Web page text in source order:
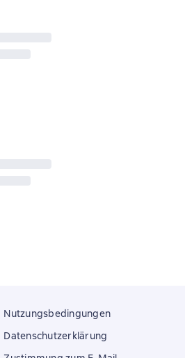
Nutzungsbedingungen
Datenschutzerklärung